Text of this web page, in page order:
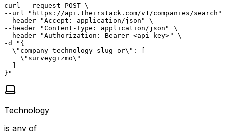
curl --request POST \
--url "https://api.theirstack.com/v1/companies/search"
--header "Accept: application/json" \
--header "Content-Type: application/json" \
--header "Authorization: Bearer <api_key>" \
-d "{
  \"company_technology_slug_or\": [
    \"surveygizmo\"
  ]
}"
Technology
is any of